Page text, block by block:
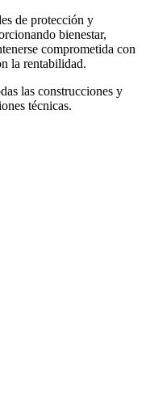
de protección y
bienestar,
comprometida con
la rentabilidad.
las construcciones y
técnicas.